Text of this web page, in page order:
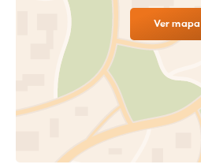
Ver mapa